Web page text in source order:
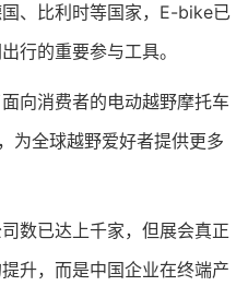
、比利时等国家，E-bike已
行的重要参与工具。
消费者的电动越野摩托车
全球越野爱好者提供更多
已达上千家，但展会真正
升，而是中国企业在终端产